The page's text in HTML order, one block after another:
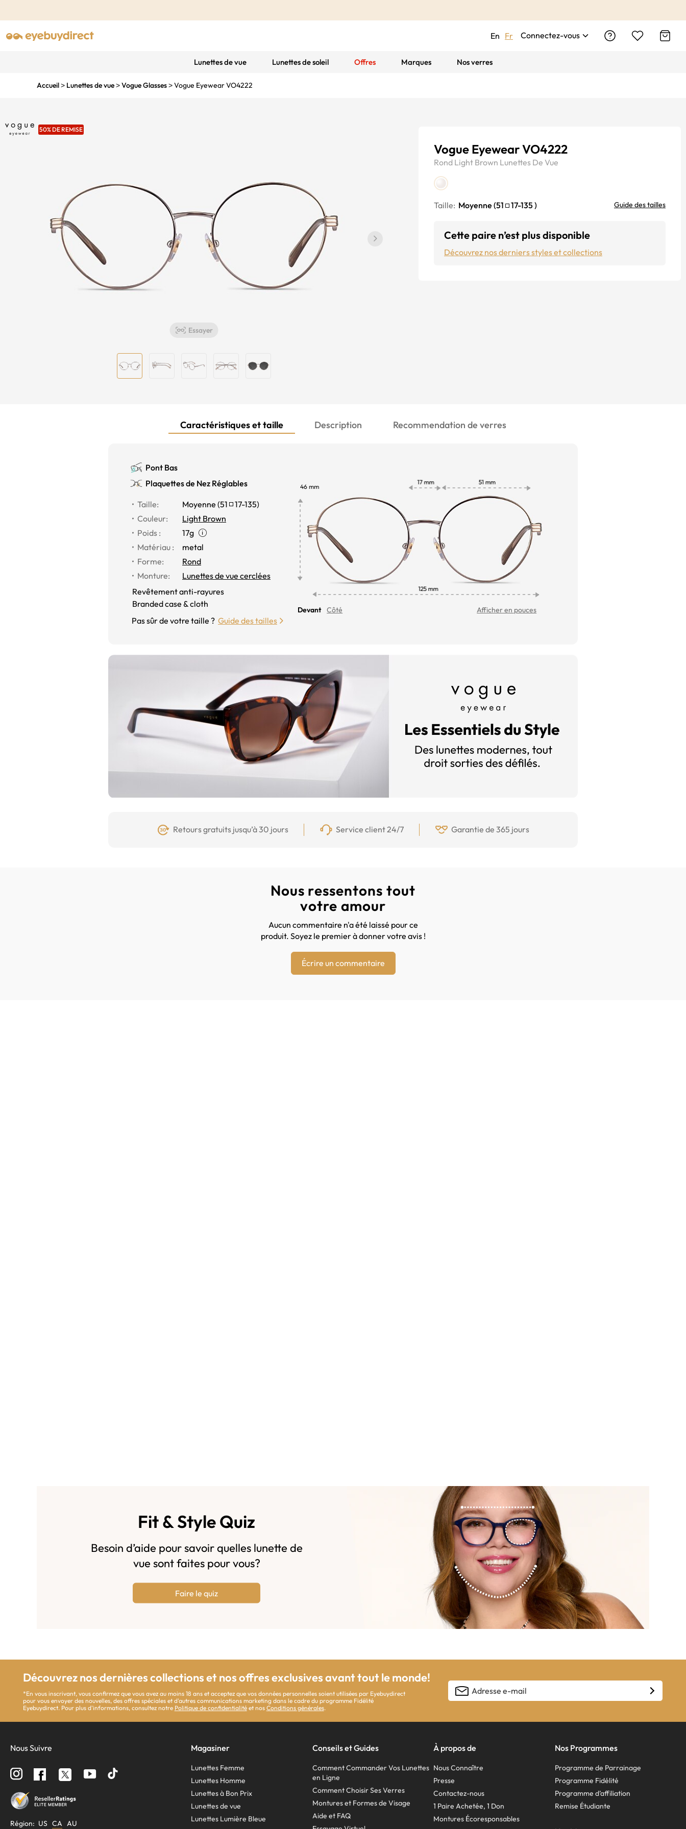
En Fr Connectez-vous
Lunettes de vue Lunettes de soleil Offres Marques Nos verres
Accueil> Lunettes de vue>Vogue Glasses>Vogue Eyewear VO4222
Essayer
50% DE REMISE
Vogue Eyewear VO4222
Rond Light Brown Lunettes De Vue
Taille: Moyenne (51 17-135) Guide des tailles
Cette paire n’est plus disponible
Découvrez nos derniers styles et collections
Caractéristiques et taille Description Recommendation de verres
Pont Bas
Plaquettes de Nez Réglables
Taille: Moyenne (51 17-135)
Couleur:
Light Brown
Poids :
17g
Matériau :
metal
Forme:
Rond
Monture:
Lunettes de vue cerclées
Revêtement anti-rayures
Branded case & cloth
Pas sûr de votre taille ? Guide des tailles
Devant Côté Afficher en pouces
Retours gratuits jusqu’à 30 jours Service client 24/7 Garantie de 365 jours
Nous ressentons tout
votre amour
Aucun commentaire n'a été laissé pour ce
produit. Soyez le premier à donner votre avis !
Écrire un commentaire
Fit & Style Quiz
Besoin d’aide pour savoir quelles lunette de
vue sont faites pour vous?
Faire le quiz
Découvrez nos dernières collections et nos offres exclusives avant tout le monde!
*En vous inscrivant, vous confirmez que vous avez au moins 18 ans et acceptez que vos données personnelles soient utilisées par Eyebuydirect
pour vous envoyer des nouvelles, des offres spéciales et d'autres communications marketing dans le cadre du programme Fidélité
Eyebuydirect. Pour plus d'informations, consultez notre Politique de confidentialitéet nos Conditions générales.
Nous Suivre
Suivez
nous
sur
Suivez
nous
sur
Follow
us
Région: US CA AU
Magasiner
Lunettes Femme
Lunettes Homme
Lunettes à Bon Prix
Lunettes de vue
Lunettes Lumière Bleue
Conseils et Guides
Comment Commander Vos Lunettes
en Ligne
Comment Choisir Ses Verres
Montures et Formes de Visage
Aide et FAQ
À propos de
Nous Connaître
Presse
Contactez-nous
1 Paire Achetée, 1 Don
Montures Écoresponsables
Nos Programmes
Programme de Parrainage
Programme Fidélité
Programme d’affiliation
Remise Étudiante